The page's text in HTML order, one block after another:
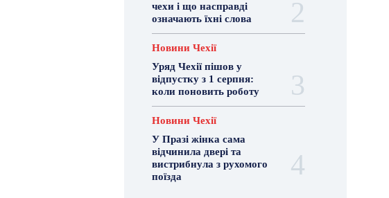
чехи і що насправді
означають їхні слова
Новини Чехії
Уряд Чехії пішов у
відпустку з 1 серпня:
коли поновить роботу
Новини Чехії
У Празі жінка сама
відчинила двері та
вистрибнула з рухомого
поїзда